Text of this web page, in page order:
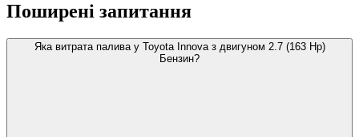
Поширені запитання
Яка витрата палива у Toyota Innova з двигуном 2.7 (163 Hp)
Бензин?